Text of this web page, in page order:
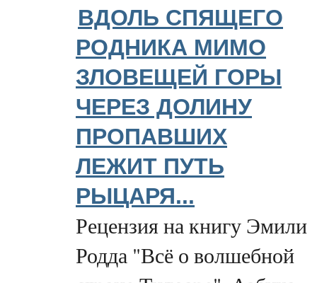
ВДОЛЬ СПЯЩЕГО
РОДНИКА МИМО
ЗЛОВЕЩЕЙ ГОРЫ
ЧЕРЕЗ ДОЛИНУ
ПРОПАВШИХ
ЛЕЖИТ ПУТЬ
РЫЦАРЯ...
Рецензия на книгу Эмили
Родда "Всё о волшебной